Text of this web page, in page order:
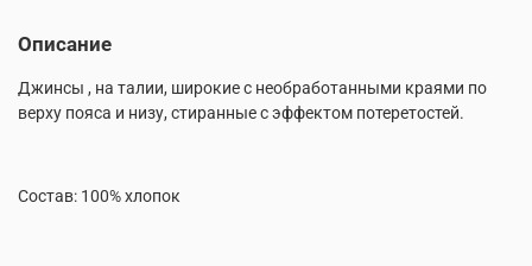
Описание
Джинсы , на талии, широкие с необработанными краями по
верху пояса и низу, стиранные с эффектом потеретостей.
Состав: 100% хлопок